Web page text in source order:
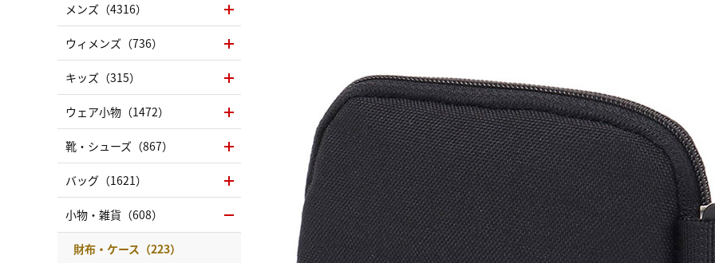
メンズ（4316）
ウィメンズ（736）
キッズ（315）
ウェア小物（1472）
靴・シューズ（867）
バッグ（1621）
小物・雑貨（608）
財布・ケース（223）